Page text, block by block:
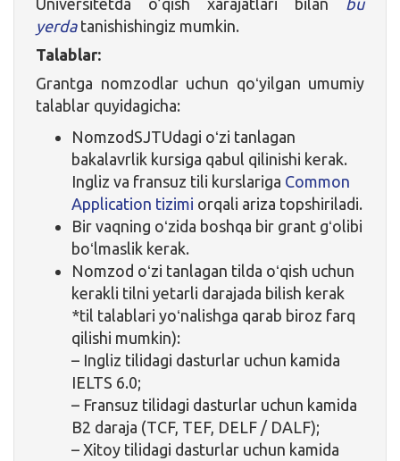
yerdatanishishingiz mumkin.
Talablar:
Grantga nomzodlar uchun qoʻyilgan umumiy
talablar quyidagicha:
NomzodSJTUdagi oʻzi tanlagan
bakalavrlik kursiga qabul qilinishi kerak.
Ingliz va fransuz tili kurslariga Common
Application tizimi orqali ariza topshiriladi.
Bir vaqning oʻzida boshqa bir grant gʻolibi
boʻlmaslik kerak.
Nomzod oʻzi tanlagan tilda oʻqish uchun
kerakli tilni yetarli darajada bilish kerak
*til talablari yoʻnalishga qarab biroz farq
qilishi mumkin):
– Ingliz tilidagi dasturlar uchun kamida
IELTS 6.0;
– Fransuz tilidagi dasturlar uchun kamida
B2 daraja (TCF, TEF, DELF / DALF);
– Xitoy tilidagi dasturlar uchun kamida